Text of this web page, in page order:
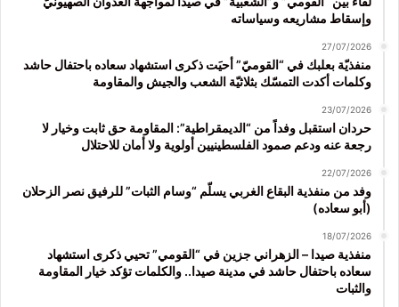
وإسقاط مشاريعه وسياساته
27/07/2026
منفذيّة بعلبك في “القوميّ” أحيَت ذكرى استشهاد سعاده باحتفال حاشد
وكلمات أكدت التمسّك بثلاثيّة الشعب والجيش والمقاومة
23/07/2026
حردان استقبل وفداً من “الديمقراطية”: المقاومة حق ثابت وخيار لا
رجعة عنه ودعم صمود الفلسطينيين أولوية ولا أمان للاحتلال
22/07/2026
وفد من منفذية البقاع الغربي يسلّم “وسام الثبات” للرفيق نصر الزحلان
(أبو سعاده)
18/07/2026
منفذية صيدا – الزهراني جزين في “القومي” تحيي ذكرى استشهاد
سعاده باحتفال حاشد في مدينة صيدا.. والكلمات تؤكد خيار المقاومة
والثبات